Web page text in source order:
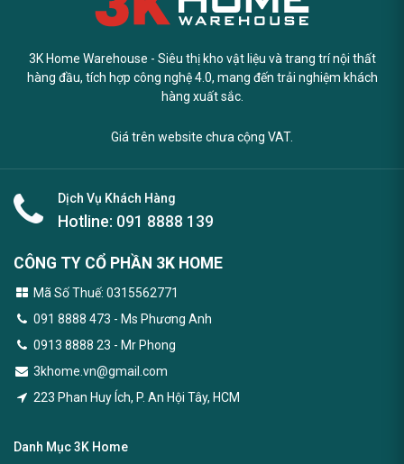
3K Home Warehouse - Siêu thị kho vật liệu và trang trí nội thất
hàng đầu, tích hợp công nghệ 4.0, mang đến trải nghiệm khách
hàng xuất sắc.
Giá trên website chưa cộng VAT.
Dịch Vụ Khách Hàng
Hotline: 091 8888 139
CÔNG TY CỔ PHẦN 3K HOME
Mã Số Thuế: 0315562771
091 8888 473 - Ms Phương Anh
0913 8888 23 - Mr Phong
3khome.vn@gmail.com
223 Phan Huy Ích, P. An Hội Tây, HCM
Danh Mục 3K Home